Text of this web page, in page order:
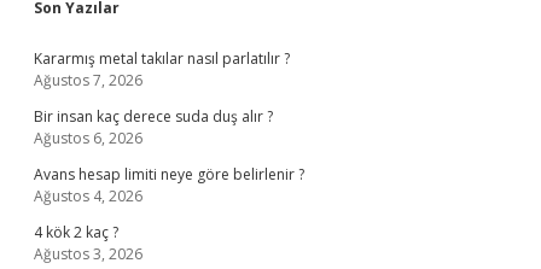
Sidebar
Son Yazılar
Kararmış metal takılar nasıl parlatılır ?
Ağustos 7, 2026
Bir insan kaç derece suda duş alır ?
Ağustos 6, 2026
Avans hesap limiti neye göre belirlenir ?
Ağustos 4, 2026
4 kök 2 kaç ?
Ağustos 3, 2026